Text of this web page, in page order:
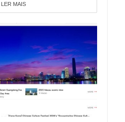
LER MAIS